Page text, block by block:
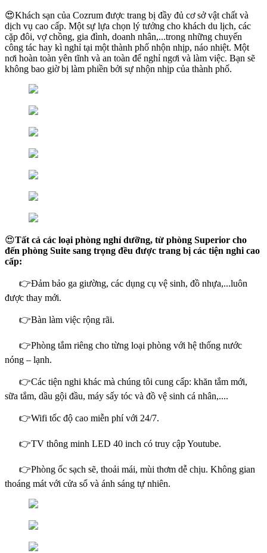
😍Khách sạn của Cozrum được trang bị đầy đủ cơ sở vật chất và
dịch vụ cao cấp. Một sự lựa chọn lý tưởng cho khách du lịch, các
cặp đôi, vợ chồng, gia đình, doanh nhân,...trong những chuyến
công tác hay kì nghỉ tại một thành phố nhộn nhịp, náo nhiệt. Một
nơi hoàn toàn yên tĩnh và an toàn để nghỉ ngơi và làm việc. Bạn sẽ
không bao giờ bị làm phiền bởi sự nhộn nhịp của thành phố.
😍Tất cả các loại phòng nghỉ dưỡng, từ phòng Superior cho
đến phòng Suite sang trọng đều được trang bị các tiện nghi cao
cấp:
👉Đảm bảo ga giường, các dụng cụ vệ sinh, đồ nhựa,...luôn
được thay mới.
👉Bàn làm việc rộng rãi.
👉Phòng tắm riêng cho từng loại phòng với hệ thống nước
nóng – lạnh.
👉Các tiện nghi khác mà chúng tôi cung cấp: khăn tắm mới,
sữa tắm, dầu gội đầu, máy sấy tóc và đồ vệ sinh cá nhân,....
👉Wifi tốc độ cao miễn phí với 24/7.
👉TV thông minh LED 40 inch có truy cập Youtube.
👉Phòng ốc sạch sẽ, thoải mái, mùi thơm dễ chịu. Không gian
thoáng mát với cửa sổ và ánh sáng tự nhiên.